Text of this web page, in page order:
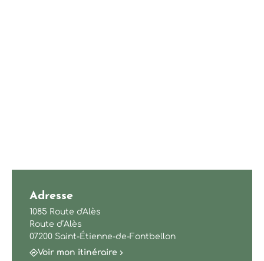
Adresse
1085 Route d'Alès
Route d’Alès
07200 Saint-Étienne-de-Fontbellon
Voir mon itinéraire